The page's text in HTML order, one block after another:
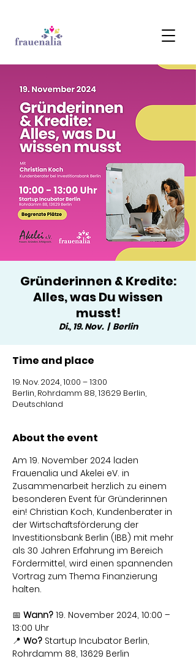
Gründerinnen & Kredite:
Alles, was Du wissen
musst!
Di., 19. Nov.
  |
Berlin
Time and place
19. Nov. 2024, 10:00 – 13:00
Berlin, Rohrdamm 88, 13629 Berlin,
Deutschland
About the event
Am 19. November 2024 laden
Frauenalia und Akelei eV. in
Zusammenarbeit herzlich zu einem
besonderen Event für Gründerinnen
ein! Christian Koch, Kundenberater in
der Wirtschaftsförderung der
Investitionsbank Berlin (IBB) mit mehr
als 30 Jahren Erfahrung im Bereich
Fördermittel, wird einen spannenden
Vortrag zum Thema Finanzierung
halten.
📅 Wann? 19. November 2024, 10:00 –
13:00 Uhr
📍 Wo? Startup Incubator Berlin,
Rohrdamm 88, 13629 Berlin